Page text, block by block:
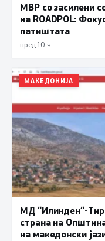
МВР со засилени
на ROADPOL:
патиштата
пред 10 ч.
МАКЕДОНИЈА
МД “Илинден“-
страна на
на македонски